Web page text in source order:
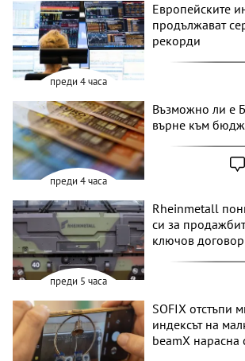
преди 4 часа
Европейските
продължават
рекорди
преди 4 часа
Възможно ли е
върне към
преди 5 часа
Rheinmetall
си за
ключов договор
SOFIX отстъпи
индексът на
beamX нарасна